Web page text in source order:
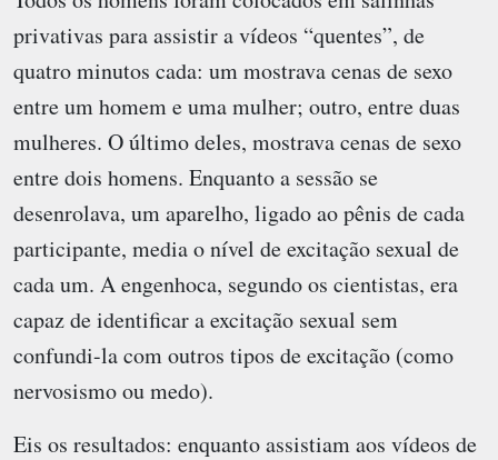
privativas para assistir a vídeos “quentes”, de
quatro minutos cada: um mostrava cenas de sexo
entre um homem e uma mulher; outro, entre duas
mulheres. O último deles, mostrava cenas de sexo
entre dois homens. Enquanto a sessão se
desenrolava, um aparelho, ligado ao pênis de cada
participante, media o nível de excitação sexual de
cada um. A engenhoca, segundo os cientistas, era
capaz de identificar a excitação sexual sem
confundi-la com outros tipos de excitação (como
nervosismo ou medo).
Eis os resultados: enquanto assistiam aos vídeos de